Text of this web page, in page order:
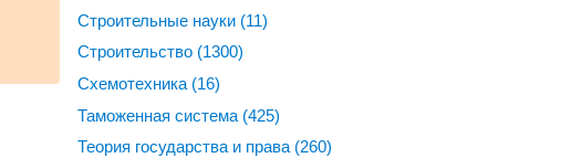
Строительные науки (11)
Строительство (1300)
Схемотехника (16)
Таможенная система (425)
Теория государства и права (260)